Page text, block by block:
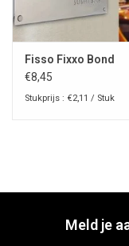
Fisso Fixxo Bond
€8,45
Stukprijs : €2,11 / Stuk
Meld je